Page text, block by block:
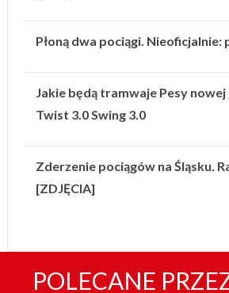
Płoną dwa pociągi. Nieoficjalnie:
Jakie będą tramwaje Pesy
Twist 3.0 Swing 3.0
Zderzenie pociągów na Śląsku.
[ZDJĘCIA]
POLECANE